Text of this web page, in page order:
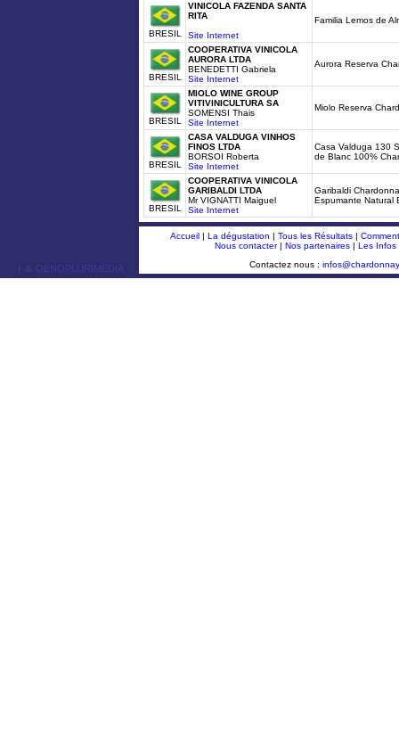
BRESIL
VINICOLA FAZENDA SANTA
RITA
Site Internet
Familia Lemos de
BRESIL
COOPERATIVA VINICOLA
AURORA LTDA
BENEDETTI Gabriela
Site Internet
Aurora Reserva
BRESIL
MIOLO WINE GROUP
VITIVINICULTURA SA
SOMENSI Thais
Site Internet
Miolo Reserva
BRESIL
CASA VALDUGA VINHOS
FINOS LTDA
BORSOI Roberta
Site Internet
Casa Valduga 130
de Blanc 100%
BRESIL
COOPERATIVA VINICOLA
GARIBALDI LTDA
Mr VIGNATTI Maiguel
Site Internet
Garibaldi
Espumante Natural
ￂﾮ OENOPLURIMEDIA
Accueil| La dégustation | Tous les Résultats|
Nous contacter| Nos partenaires| Les Infos
Contactez nous :